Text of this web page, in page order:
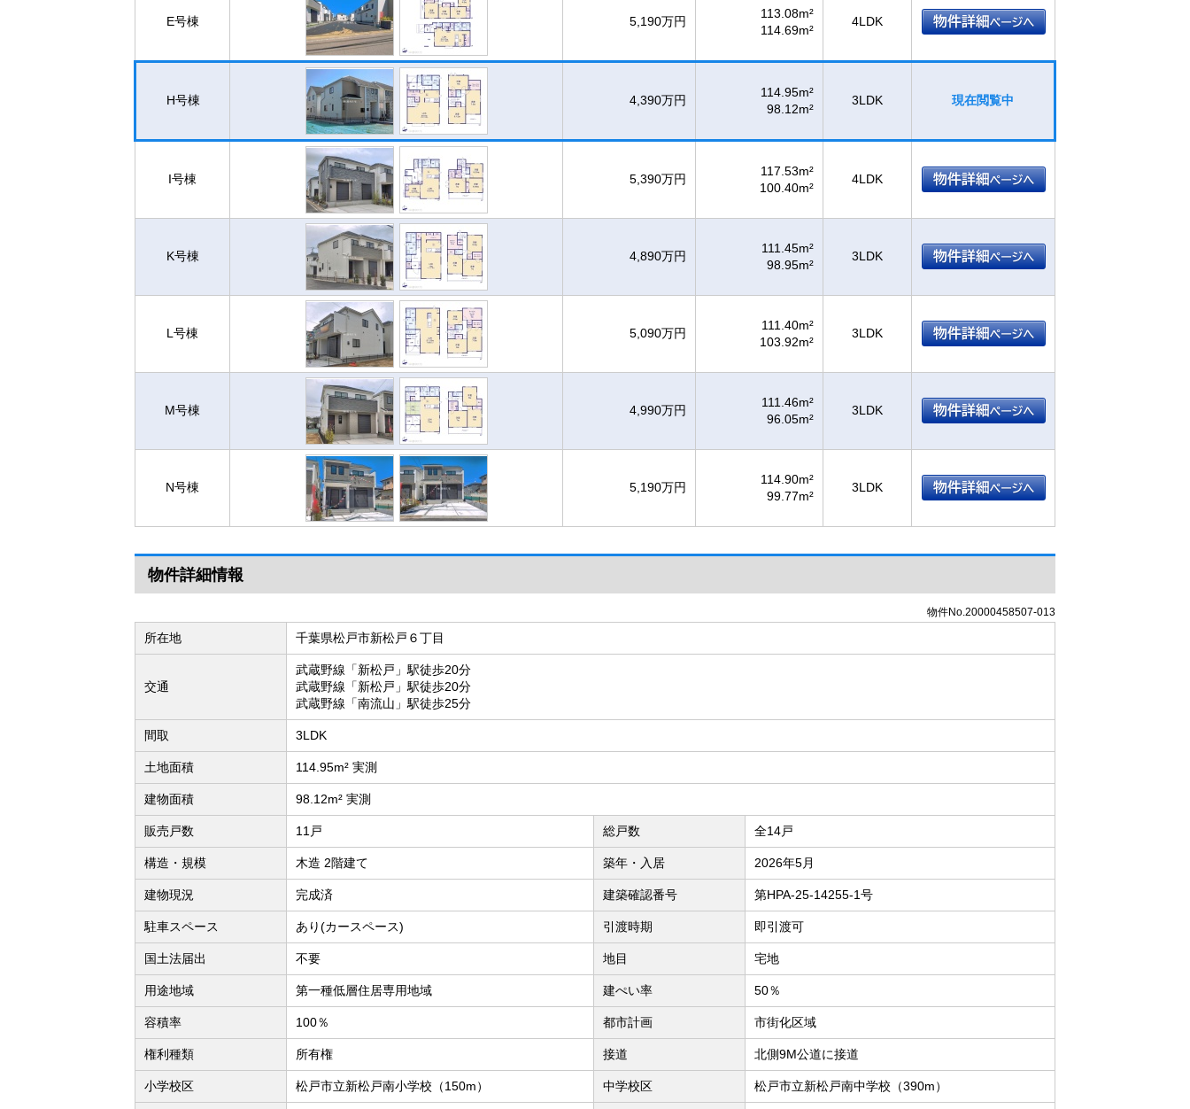
E号棟 5,190万円
113.08m²
114.69m²
4LDK
H号棟 4,390万円
114.95m²
98.12m²
3LDK 現在閲覧中
I号棟 5,390万円
117.53m²
100.40m²
4LDK
K号棟 4,890万円
111.45m²
98.95m²
3LDK
L号棟 5,090万円
111.40m²
103.92m²
3LDK
M号棟 4,990万円
111.46m²
96.05m²
3LDK
N号棟 5,190万円
114.90m²
99.77m²
3LDK
物件詳細情報
物件No.20000458507-013
所在地 千葉県松戸市新松戸６丁目
交通
武蔵野線「新松戸」駅徒歩20分
武蔵野線「新松戸」駅徒歩20分
武蔵野線「南流山」駅徒歩25分
間取 3LDK
土地面積 114.95m² 実測
建物面積 98.12m² 実測
販売戸数 11戸 総戸数 全14戸
構造・規模 木造 2階建て 築年・入居 2026年5月
建物現況 完成済 建築確認番号 第HPA-25-14255-1号
駐車スペース あり(カースペース) 引渡時期 即引渡可
国土法届出 不要 地目 宅地
用途地域 第一種低層住居専用地域 建ぺい率 50％
容積率 100％ 都市計画 市街化区域
権利種類 所有権 接道 北側9M公道に接道
小学校区 松戸市立新松戸南小学校（150m） 中学校区 松戸市立新松戸南中学校（390m）